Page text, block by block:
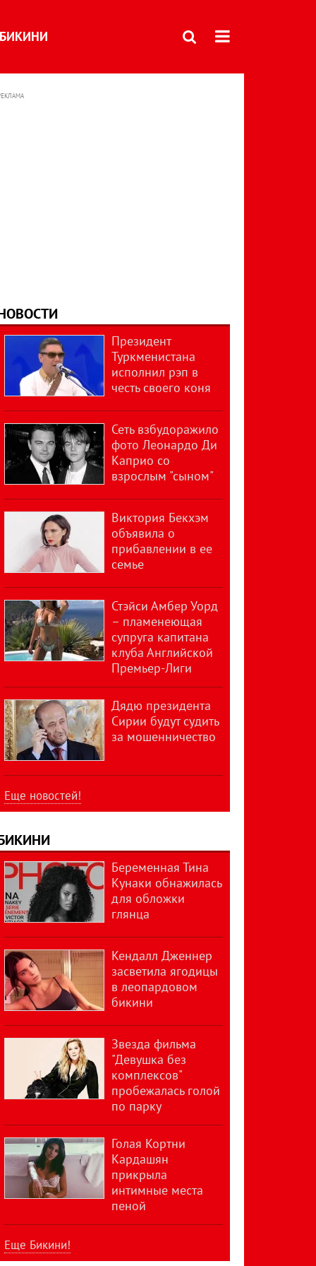
БИКИНИ
Президент
Туркменистана
исполнил рэп в
честь своего коня
Сеть взбудоражило
фото Леонардо Ди
Каприо со
взрослым "сыном"
Виктория Бекхэм
объявила о
прибавлении в ее
семье
Стэйси Амбер Уорд
– пламенеющая
супруга капитана
клуба Английской
Премьер-Лиги
Дядю президента
Сирии будут судить
за мошенничество
Еще новостей!
Беременная Тина
Кунаки обнажилась
для обложки
глянца
Кендалл Дженнер
засветила ягодицы
в леопардовом
бикини
Звезда фильма
"Девушка без
комплексов"
пробежалась голой
по парку
Голая Кортни
Кардашян
прикрыла
интимные места
пеной
Еще Бикини!